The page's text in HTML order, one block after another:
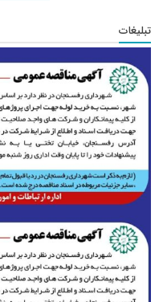
تبلیغات